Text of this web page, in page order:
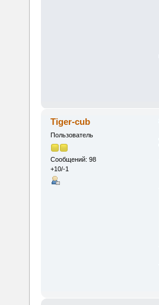
Tiger-cub
Пользователь
Сообщений: 98
+10/-1